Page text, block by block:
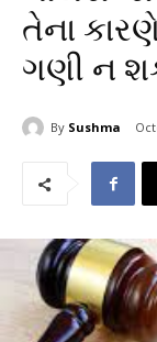
તેના
ગણી ન
By Sushma